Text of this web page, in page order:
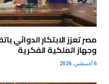
مصر تعزز الابتكار الدوائي
وجهاز الملكية الفكرية
6 أغسطس، 2026